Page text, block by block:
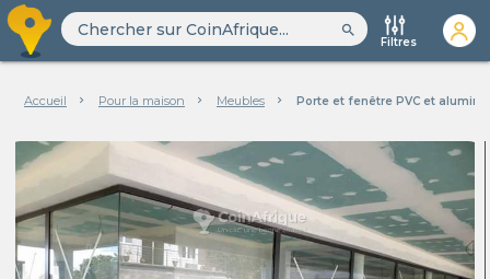
search
Filtres
Accueil Pour la maison Meubles Porte et fenêtre PVC et